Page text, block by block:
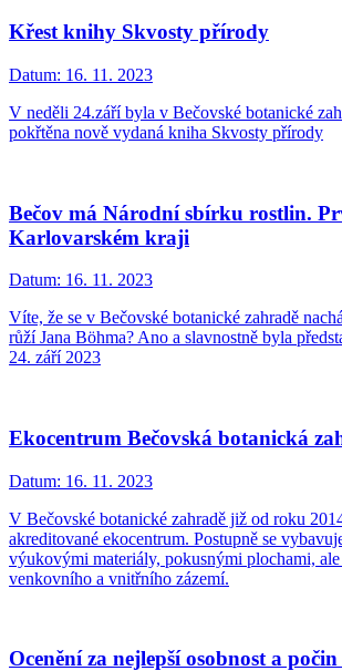
Křest knihy Skvosty přírody
Datum: 16. 11. 2023
V neděli 24.září byla v Bečovské botanické
pokřtěna nově vydaná kniha Skvosty přírody
Bečov má Národní sbírku rostlin.
Karlovarském kraji
Datum: 16. 11. 2023
Víte, že se v Bečovské botanické zahradě
růží Jana Böhma? Ano a slavnostně byla
24. září 2023
Ekocentrum Bečovská botanická
Datum: 16. 11. 2023
V Bečovské botanické zahradě již od roku
akreditované ekocentrum. Postupně se
výukovými materiály, pokusnými plochami,
venkovního a vnitřního zázemí.
Ocenění za nejlepší osobnost a